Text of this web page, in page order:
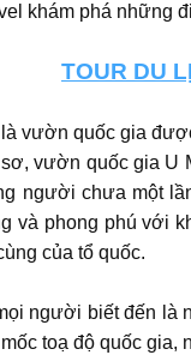
khám phá những
TOUR DU
vườn quốc gia
vườn quốc gia U
người chưa một
và phong phú với
của tổ quốc.
người biết đến là
toạ độ quốc